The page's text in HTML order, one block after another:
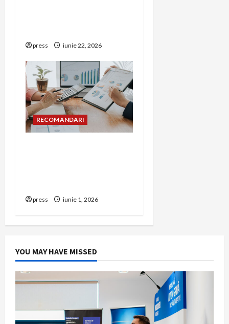
press iunie 22, 2026
RECOMANDARI
press iunie 1, 2026
YOU MAY HAVE MISSED